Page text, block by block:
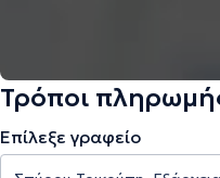
Τρόποι
Επίλεξε γραφείο